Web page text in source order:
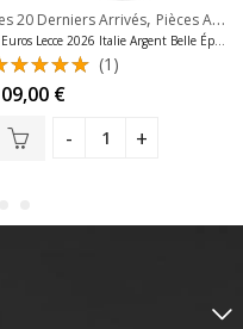
20 Derniers Arrivés, Pièces Argent Italie Euros
sur
(1)
€